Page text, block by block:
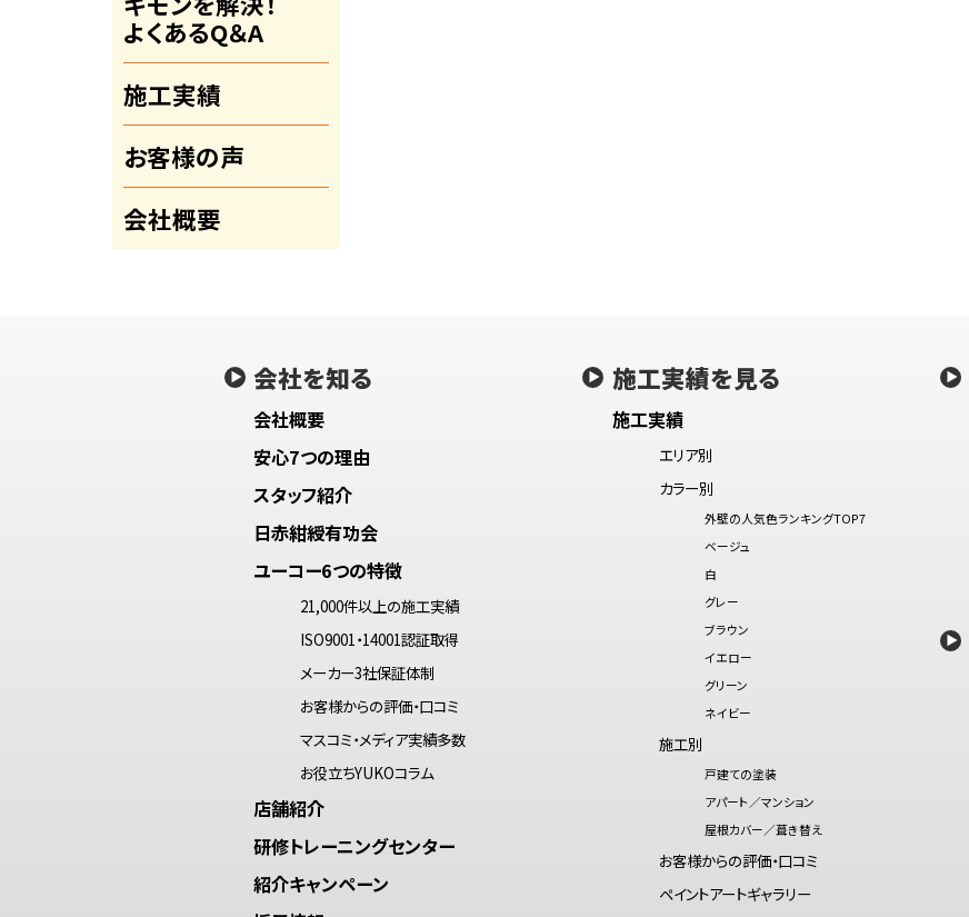
よくあるQ＆A
施工実績
お客様の声
会社概要
会社を知る
会社概要
安心7つの理由
スタッフ紹介
日赤紺綬有功会
ユーコー6つの特徴
21,000件以上の施工実績
ISO9001・14001認証取得
メーカー3社保証体制
お客様からの評価・口コミ
マスコミ・メディア実績多数
お役立ちYUKOコラム
店舗紹介
研修トレーニングセンター
紹介キャンペーン
施工実績を見る
施工実績
エリア別
カラー別
外壁の人気色ランキングTOP7
ベージュ
白
グレー
ブラウン
イエロー
グリーン
ネイビー
施工別
戸建ての塗装
アパート／マンション
屋根カバー／葺き替え
お客様からの評価・口コミ
ペイントアートギャラリー